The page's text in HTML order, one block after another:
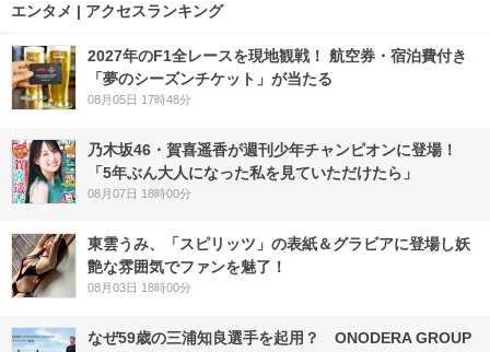
エンタメ | アクセスランキング
2027年のF1全レースを現地観戦！ 航空券・宿泊費付き
「夢のシーズンチケット」が当たる
08月05日 17時48分
乃木坂46・賀喜遥香が週刊少年チャンピオンに登場！
「5年ぶん大人になった私を見ていただけたら」
08月07日 18時00分
東雲うみ、「スピリッツ」の表紙＆グラビアに登場し妖
艶な雰囲気でファンを魅了！
08月03日 18時00分
なぜ59歳の三浦知良選手を起用？ ONODERA GROUP